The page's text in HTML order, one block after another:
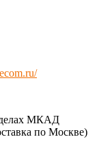
МКАД
по Москве)